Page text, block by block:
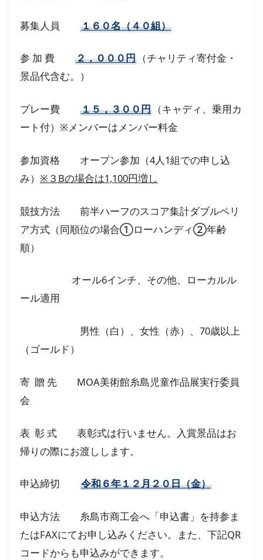
募集人員 １６０名（４０組）
参 加 費 ２，０００円（チャリティ寄付金・
景品代含む。）
プレー費 １５，３００円（キャディ、乗用カ
ート付）※メンバーはメンバー料金
参加資格 オープン参加（4人1組での申し込
み） ※３Bの場合は1,100円増し
競技方法 前半ハーフのスコア集計ダブルペリ
ア方式（同順位の場合①ローハンディ②年齢
順）
オール6インチ、その他、ローカルル
ール適用
男性（白）、女性（赤）、70歳以上
（ゴールド）
寄 贈 先 MOA美術館糸島児童作品展実行委員
会
表 彰 式 表彰式は行いません。入賞景品はお
帰りの際にお渡しします。
申込締切 令和６年１２月２０日（金）
申込方法 糸島市商工会へ「申込書」を持参ま
たはFAXにてお申し込みください。また、下記QR
コードからも申込みができます。